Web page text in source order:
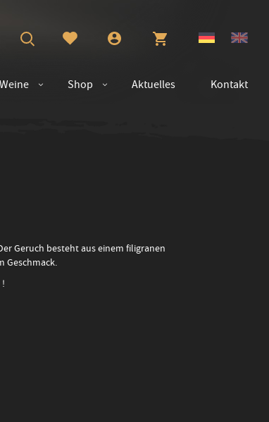
Weine Shop Aktuelles Kontakt
Geruch besteht aus einem filigranen
Geschmack.